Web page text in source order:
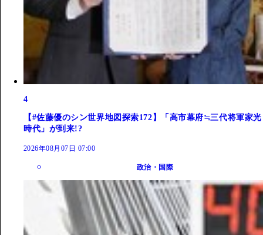
4
【#佐藤優のシン世界地図探索172】「高市幕府≒三代将軍家光
時代」が到来!?
2026年08月07日 07:00
政治・国際